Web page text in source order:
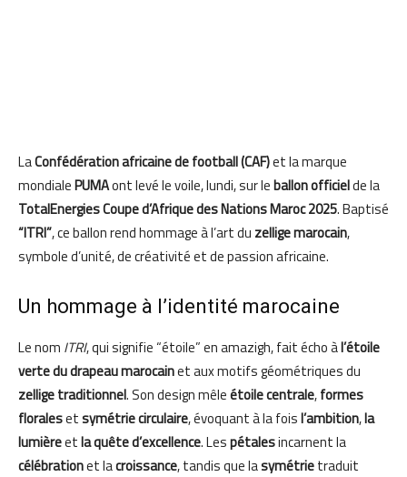
LaConfédération africaine de football (CAF)et la marque
mondialePUMAont levé le voile, lundi, sur leballon officielde la
TotalEnergies Coupe d’Afrique des Nations Maroc 2025. Baptisé
“ITRI”, ce ballon rend hommage à l’art du zellige marocain,
symbole d’unité, de créativité et de passion africaine.
Un hommage à l’identité marocaine
Le nom ITRI, qui signifie “étoile” en amazigh, fait écho àl’étoile
verte du drapeau marocainet aux motifs géométriques du
zellige traditionnel. Son design mêleétoile centrale,formes
floraleset symétrie circulaire, évoquant à la foisl’ambition,la
lumièreetla quête d’excellence. Lespétalesincarnent la
célébrationet lacroissance, tandis que lasymétrietraduit